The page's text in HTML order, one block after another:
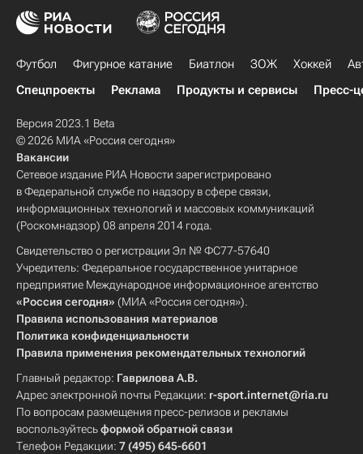
Футбол Фигурное катание Биатлон ЗОЖ Хоккей
Спецпроекты
Реклама Продукты и сервисы Пресс-
Версия 2023.1 Beta
© 2026 МИА «Россия сегодня»
Вакансии
Сетевое издание РИА Новости зарегистрировано
в Федеральной службе по надзору в сфере связи,
информационных технологий и массовых коммуникаций
(Роскомнадзор) 08 апреля 2014 года.
Свидетельство о регистрации Эл № ФС77-57640
Учредитель: Федеральное государственное унитарное
предприятие Международное информационное агентство
«Россия сегодня» (МИА «Россия сегодня»).
Правила использования материалов
Политика конфиденциальности
Правила применения рекомендательных технологий
Главный редактор: Гаврилова А.В.
Адрес электронной почты Редакции: r-sport.internet@ria.ru
По вопросам размещения пресс-релизов и рекламы
воспользуйтесьформой обратной связи
Телефон Редакции: 7 (495) 645-6601